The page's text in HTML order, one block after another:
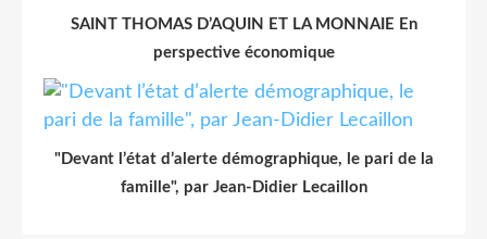
SAINT THOMAS D’AQUIN ET LA MONNAIE En
perspective économique
"Devant l’état d’alerte démographique, le pari de la
famille", par Jean-Didier Lecaillon